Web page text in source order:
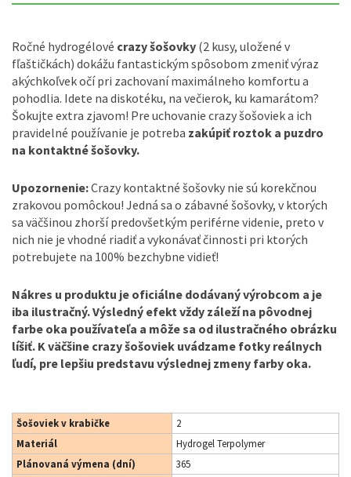
Ročné hydrogélové crazy šošovky (2 kusy, uložené v
fľaštičkách) dokážu fantastickým spôsobom zmeniť výraz
akýchkoľvek očí pri zachovaní maximálneho komfortu a
pohodlia. Idete na diskotéku, na večierok, ku kamarátom?
Šokujte extra zjavom! Pre uchovanie crazy šošoviek a ich
pravidelné používanie je potreba zakúpiť roztok a puzdro
na kontaktné šošovky.
Upozornenie:Crazy kontaktné šošovky nie sú korekčnou
zrakovou pomôckou! Jedná sa o zábavné šošovky, v ktorých
sa väčšinou zhorší predovšetkým periférne videnie, preto v
nich nie je vhodné riadiť a vykonávať činnosti pri ktorých
potrebujete na 100% bezchybne vidieť!
Nákres u produktu je oficiálne dodávaný výrobcom a je
iba ilustračný. Výsledný efekt vždy záleží na pôvodnej
farbe oka používateľa a môže sa od ilustračného obrázku
líšiť. K väčšine crazy šošoviek uvádzame fotky reálnych
ľudí, pre lepšiu predstavu výslednej zmeny farby oka.
Šošoviek v krabičke
2
Materiál
Hydrogel Terpolymer
Plánovaná výmena (dní)
365